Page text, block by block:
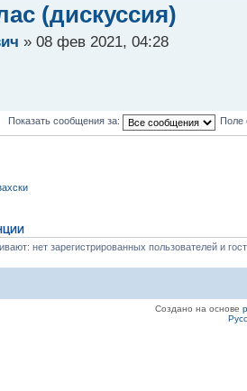
(дискуссия)
» 08 фев 2021, 04:28
Показать сообщения за: Поле
нет зарегистрированных пользователей и
Создано на основе